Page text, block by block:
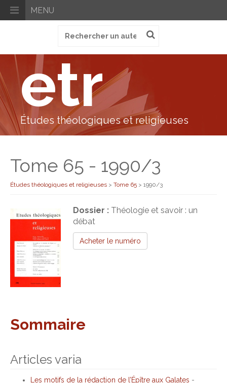
MENU
pour
etr
Études théologiques et religieuses
Tome 65 - 1990/3
Études théologiques et religieuses > Tome 65 > 1990/3
Dossier : Théologie et savoir : un
débat
Acheter le numéro
Sommaire
Articles varia
Les motifs de la rédaction de l’Épître aux Galates -